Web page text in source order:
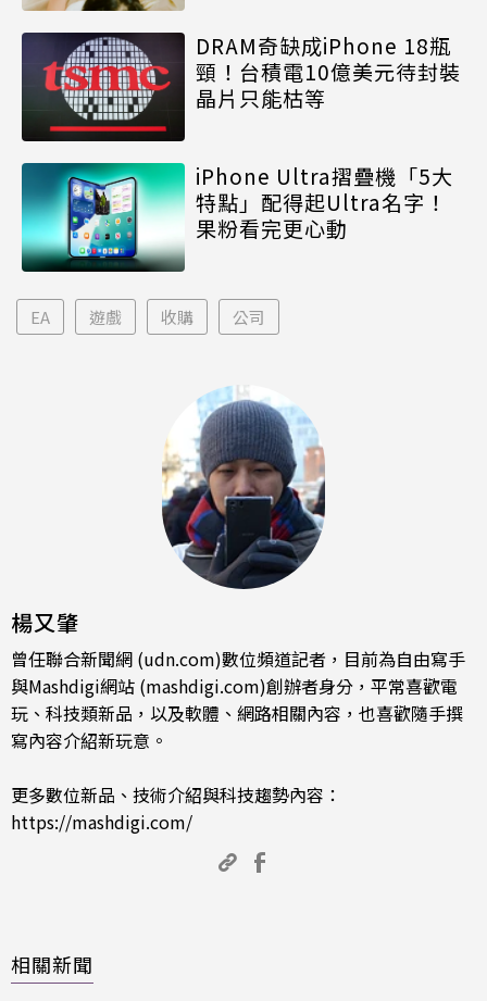
DRAM奇缺成iPhone 18瓶
頸！台積電10億美元待封裝
晶片只能枯等
iPhone Ultra摺疊機「5大
特點」配得起Ultra名字！
果粉看完更心動
EA 遊戲 收購 公司
楊又肇
曾任聯合新聞網 (udn.com)數位頻道記者，目前為自由寫手
與Mashdigi網站 (mashdigi.com)創辦者身分，平常喜歡電
玩、科技類新品，以及軟體、網路相關內容，也喜歡隨手撰
寫內容介紹新玩意。
更多數位新品、技術介紹與科技趨勢內容：
https://mashdigi.com/
相關新聞